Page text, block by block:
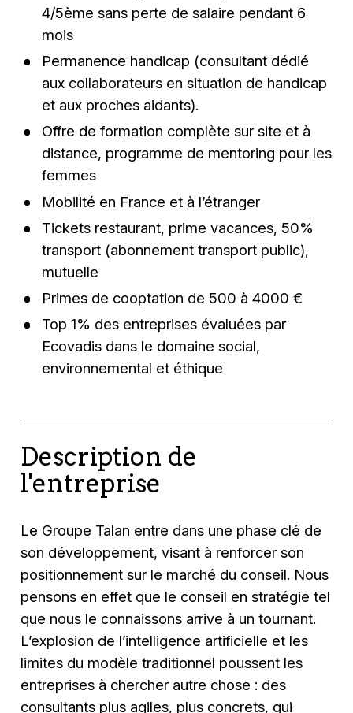
4/5ème sans perte de salaire pendant 6
mois
Permanence handicap (consultant dédié
aux collaborateurs en situation de handicap
et aux proches aidants).
Offre de formation complète sur site et à
distance, programme de mentoring pour les
femmes
Mobilité en France et à l’étranger
Tickets restaurant, prime vacances, 50%
transport (abonnement transport public),
mutuelle
Primes de cooptation de 500 à 4000 €
Top 1% des entreprises évaluées par
Ecovadis dans le domaine social,
environnemental et éthique
Description de
l'entreprise
Le Groupe Talan entre dans une phase clé de
son développement, visant à renforcer son
positionnement sur le marché du conseil. Nous
pensons en effet que le conseil en stratégie tel
que nous le connaissons arrive à un tournant.
L’explosion de l’intelligence artificielle et les
limites du modèle traditionnel poussent les
entreprises à chercher autre chose : des
consultants plus agiles, plus concrets, qui